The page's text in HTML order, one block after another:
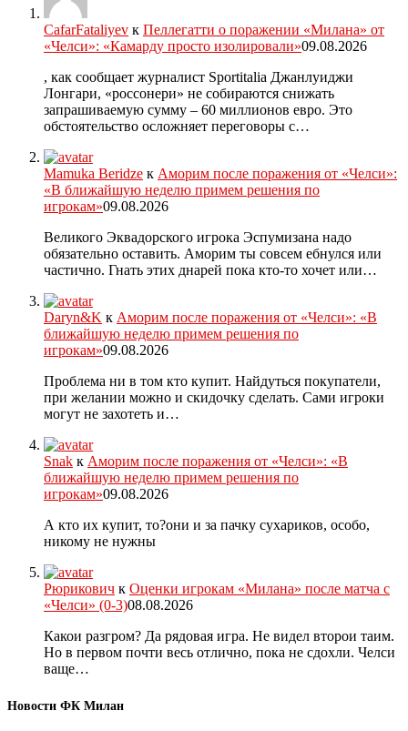
CafarFataliyev к Пеллегатти о поражении «Милана» от
«Челси»: «Камарду просто изолировали»09.08.2026
, как сообщает журналист Sportitalia Джанлуиджи
Лонгари, «россонери» не собираются снижать
запрашиваемую сумму – 60 миллионов евро. Это
обстоятельство осложняет переговоры с…
Mamuka Beridze к Аморим после поражения от «Челси»:
«В ближайшую неделю примем решения по
игрокам»09.08.2026
Великого Эквадорского игрока Эспумизана надо
обязательно оставить. Аморим ты совсем ебнулся или
частично. Гнать этих днарей пока кто-то хочет или…
Daryn&K к Аморим после поражения от «Челси»: «В
ближайшую неделю примем решения по
игрокам»09.08.2026
Проблема ни в том кто купит. Найдуться покупатели,
при желании можно и скидочку сделать. Сами игроки
могут не захотеть и…
Snak к Аморим после поражения от «Челси»: «В
ближайшую неделю примем решения по
игрокам»09.08.2026
А кто их купит, то?они и за пачку сухариков, особо,
никому не нужны
Рюрикович к Оценки игрокам «Милана» после матча с
«Челси» (0-3)08.08.2026
Какои разгром? Да рядовая игра. Не видел второи таим.
Но в первом почти весь отлично, пока не сдохли. Челси
ваще…
Новости ФК Милан